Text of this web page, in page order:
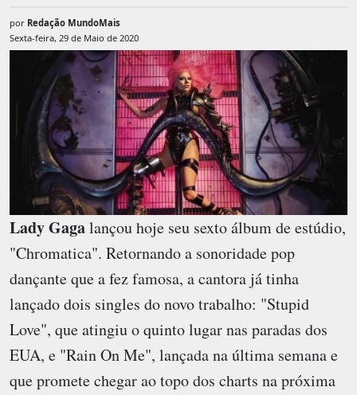
por Redação MundoMais
Sexta-feira, 29 de Maio de 2020
Lady Gagalançou hoje seu sexto álbum de estúdio,
"Chromatica". Retornando a sonoridade pop
dançante que a fez famosa, a cantora já tinha
lançado dois singles do novo trabalho: "Stupid
Love", que atingiu o quinto lugar nas paradas dos
EUA, e "Rain On Me", lançada na última semana e
que promete chegar ao topo dos charts na próxima